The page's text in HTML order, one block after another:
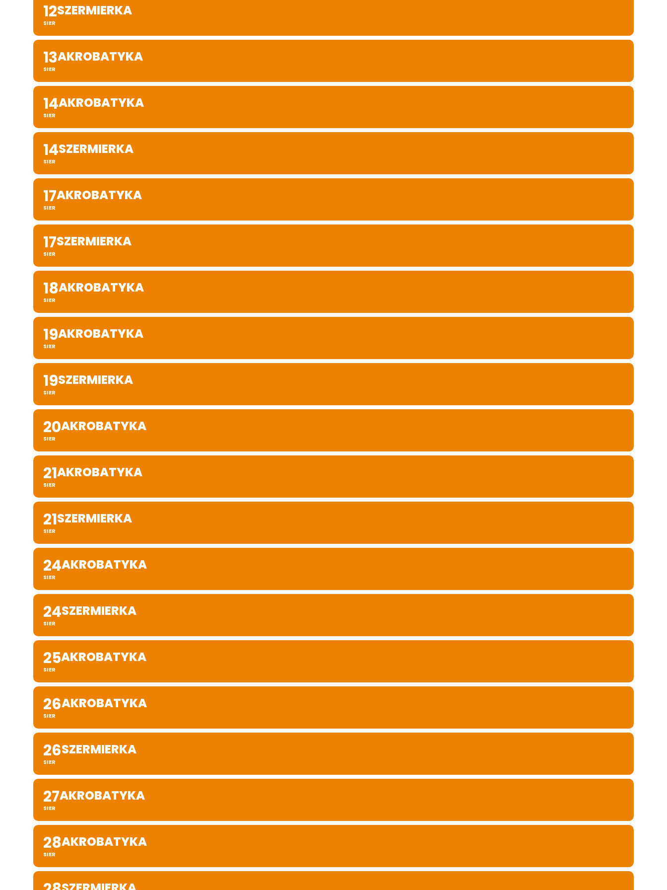
12
SIER
SZERMIERKA
13
SIER
AKROBATYKA
14
SIER
AKROBATYKA
14
SIER
SZERMIERKA
17
SIER
AKROBATYKA
17
SIER
SZERMIERKA
18
SIER
AKROBATYKA
19
SIER
AKROBATYKA
19
SIER
SZERMIERKA
20
SIER
AKROBATYKA
21
SIER
AKROBATYKA
21
SIER
SZERMIERKA
24
SIER
AKROBATYKA
24
SIER
SZERMIERKA
25
SIER
AKROBATYKA
26
SIER
AKROBATYKA
26
SIER
SZERMIERKA
27
SIER
AKROBATYKA
28
SIER
AKROBATYKA